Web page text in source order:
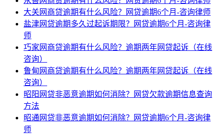
大关网商贷逾期有什么风险？网贷逾期6个月-咨询律师
盐津网贷逾期多久过起诉期限？网贷逾期6个月-咨询律
师
巧家网商贷逾期有什么风险？逾期两年网贷起诉（在线
咨询）
鲁甸网商贷逾期有什么风险？逾期两年网贷起诉（在线
咨询）
昭阳网贷非恶意逾期如何消除？网贷欠款逾期信息查询
方法
昭通网贷非恶意逾期如何消除？网贷逾期6个月-咨询律
师